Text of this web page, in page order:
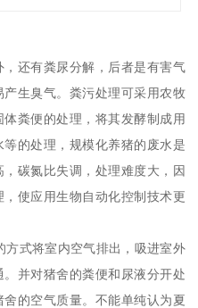
还有粪尿分解，后者是有害气
生臭气。粪污处理可采用农牧
粪便的处理，将其发酵制成用
的处理，规模化养猪的废水是
碳氮比失调，处理难度大，因
使应用生物自动化控制技术更
式将室内空气排出，吸进室外
并对猪舍的粪便和尿液分开处
的空气质量。不能单纯认为夏